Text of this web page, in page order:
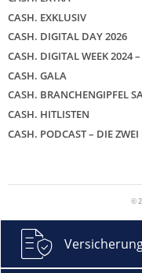
CASH. EXKLUSIV
CASH. DIGITAL DAY 2026
CASH. DIGITAL WEEK 2024
CASH. GALA
CASH. BRANCHENGIPFEL
CASH. HITLISTEN
CASH. PODCAST – DIE
©